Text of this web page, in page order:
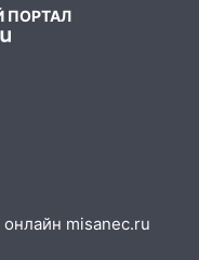
на
улицу
со
рассказали,
мощного
ПОРТАЛ
misanec.ru